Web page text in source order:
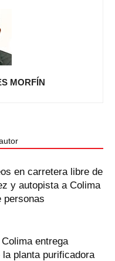
MORFÍN
en carretera libre de
y autopista a Colima
personas
entrega
planta purificadora